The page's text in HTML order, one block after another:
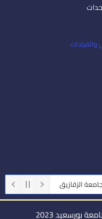
والقيادات
الزقازيق جامعة أسيوط
بورسعيد 2023